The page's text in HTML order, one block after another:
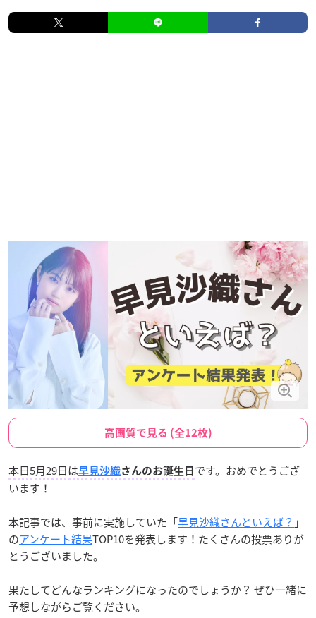
高画質で見る (全12枚)
本日5月29日は早見沙織さんのお誕生日 です。おめでとうござ
います！
本記事では、事前に実施していた「早見沙織さんといえば？ 」
のアンケート結果TOP10を発表します！たくさんの投票ありが
とうございました。
果たしてどんなランキングになったのでしょうか？ ぜひ一緒に
予想しながらご覧ください。